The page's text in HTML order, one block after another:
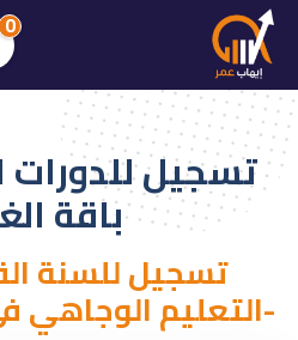
0
تسجيل
باقة
-التعليم الوجاهي